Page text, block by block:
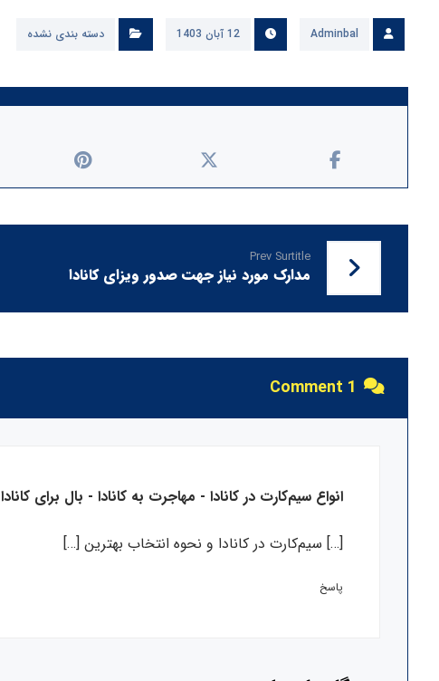
Adminbal 12 آبان 1403 دسته بندی نشده
Prev Surtitle
مدارک مورد نیاز جهت صدور ویزای کانادا
1 Comment
انواع سیم‌کارت در کانادا - مهاجرت به کانادا - بال برای کانادا
[…] سیم‌کارت در کانادا و نحوه انتخاب بهترین […]
پاسخ